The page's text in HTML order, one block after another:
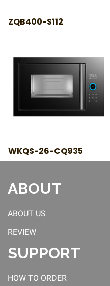
ZQB400-S112
WKQS-26-CQ935
ABOUT
ABOUT US
REVIEW
SUPPORT
HOW TO ORDER